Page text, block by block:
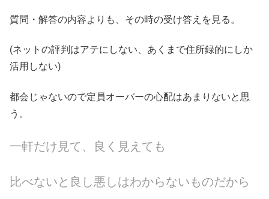
質問・解答の内容よりも、その時の受け答えを見る。
(ネットの評判はアテにしない、あくまで住所録的にしか
活用しない)
都会じゃないので定員オーバーの心配はあまりないと思
う。
一軒だけ見て、良く見えても
比べないと良し悪しはわからないものだから